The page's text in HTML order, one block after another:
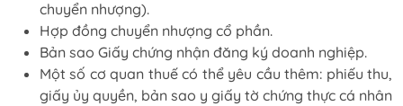
chuyển nhượng).
Hợp đồng chuyển nhượng cổ phần.
Bản sao Giấy chứng nhận đăng ký doanh nghiệp.
Một số cơ quan thuế có thể yêu cầu thêm: phiếu thu,
giấy ủy quyền, bản sao y giấy tờ chứng thực cá nhân